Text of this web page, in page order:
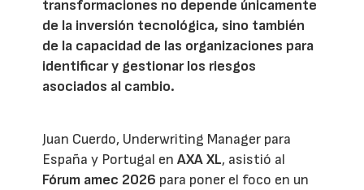
transformaciones no depende únicamente
de la inversión tecnológica, sino también
de la capacidad de las organizaciones para
identificar y gestionar los riesgos
asociados al cambio.
Juan Cuerdo, Underwriting Manager para
España y Portugal enAXA XL, asistió al
Fórum amec 2026 para poner el foco en un